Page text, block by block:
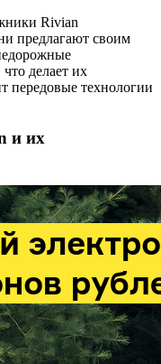
Rivian
предлагают своим
делает их
передовые технологии
и их